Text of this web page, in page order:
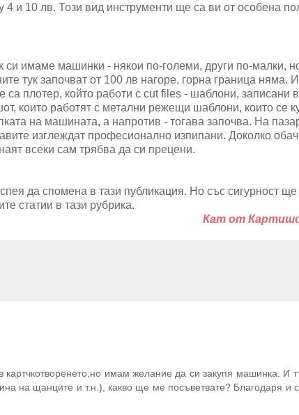
и 10 лв. Този вид инструменти ще са ви от особена
си имаме машинки - някои по-големи, други по-малки,
тук започват от 100 лв нагоре, горна граница няма.
плотер, който работи с cut files - шаблони, записани
които работят с метални режещи шаблони, които се
на машината, а напротив - тогава започва. На
изглеждат професионално изпипани. Доколко
всеки сам трябва да си прецени.
да спомена в тази публикация. Но със сигурност ще
статии в тази рубрика.
Кат от
имам желание да си закупя машинка. И
на щанците и т.н.), какво ще ме посъветвате? Благодаря и